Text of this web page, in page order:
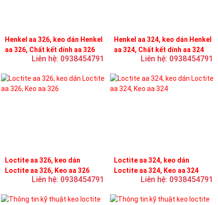
Henkel aa 326, keo dán Henkel
aa 326, Chất kết dính aa 326
Liên hệ: 0938454791
Henkel aa 324, keo dán Henkel
aa 324, Chất kết dính aa 324
Liên hệ: 0938454791
Loctite aa 326, keo dán
Loctite aa 326, Keo aa 326
Liên hệ: 0938454791
Loctite aa 324, keo dán
Loctite aa 324, Keo aa 324
Liên hệ: 0938454791